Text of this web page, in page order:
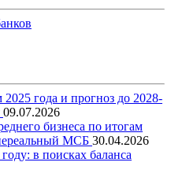
года и прогноз до 2028-
09.07.2026
бизнеса по итогам
МСБ 30.04.2026
в поисках баланса